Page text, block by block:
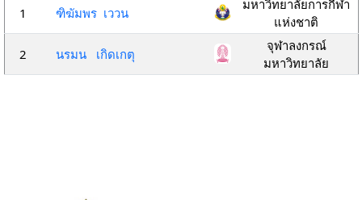
1
ฑิฆัมพร เววน
มหาวิทยาลัยการกีฬา
แห่งชาติ
2
นรมน เกิดเกตุ
จุฬาลงกรณ์
มหาวิทยาลัย